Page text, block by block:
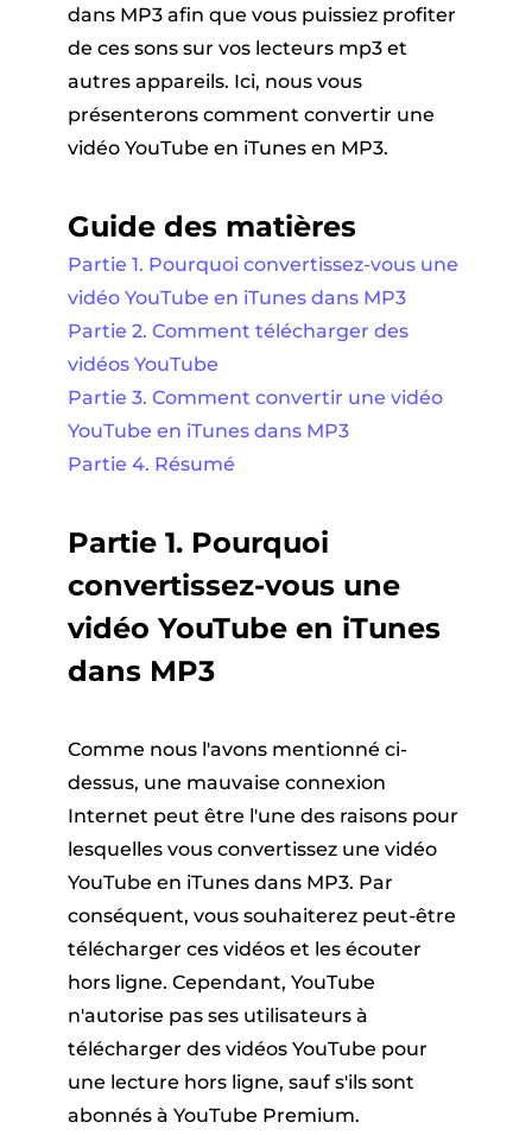
dans MP3 afin que vous puissiez profiter
de ces sons sur vos lecteurs mp3 et
autres appareils. Ici, nous vous
présenterons comment convertir une
vidéo YouTube en iTunes en MP3.
Guide des matières
Partie 1. Pourquoi convertissez-vous une
vidéo YouTube en iTunes dans MP3
Partie 2. Comment télécharger des
vidéos YouTube
Partie 3. Comment convertir une vidéo
YouTube en iTunes dans MP3
Partie 4. Résumé
Partie 1. Pourquoi
convertissez-vous une
vidéo YouTube en iTunes
dans MP3
Comme nous l'avons mentionné ci-
dessus, une mauvaise connexion
Internet peut être l'une des raisons pour
lesquelles vous convertissez une vidéo
YouTube en iTunes dans MP3. Par
conséquent, vous souhaiterez peut-être
télécharger ces vidéos et les écouter
hors ligne. Cependant, YouTube
n'autorise pas ses utilisateurs à
télécharger des vidéos YouTube pour
une lecture hors ligne, sauf s'ils sont
abonnés à YouTube Premium.